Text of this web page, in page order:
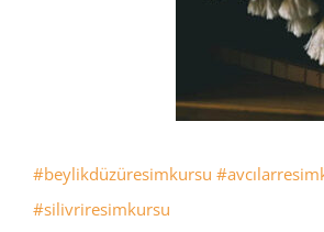
#beylikdüzüresimkursu
#silivriresimkursu